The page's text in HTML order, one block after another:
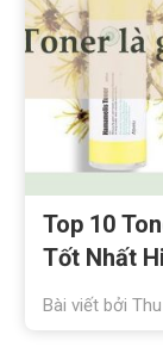
Top 10
Tốt Nhất
Bài viết bởi